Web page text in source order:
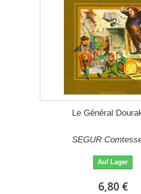
Le Général
SEGUR
Auf Lager
6,80 €